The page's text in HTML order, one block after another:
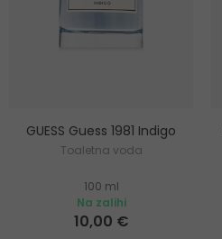
GUESS Guess 1981 Indigo
Toaletna voda
100 ml
Na zalihi
10,00 €